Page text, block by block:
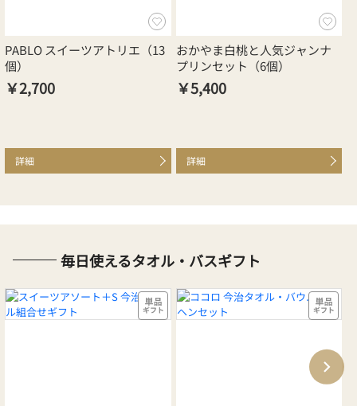
PABLO スイーツアトリエ（13
個）
￥2,700
詳細
おかやま白桃と人気ジャンナ
プリンセット（6個）
￥5,400
詳細
毎日使えるタオル・バスギフト